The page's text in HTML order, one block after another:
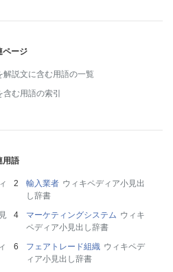
ページ
解説文に含む用語の一覧
含む用語の索引
用語
輸入業者 ウィキペディア小見出
し辞書
マーケティングシステム ウィキ
ペディア小見出し辞書
フェアトレード組織 ウィキペデ
ィア小見出し辞書